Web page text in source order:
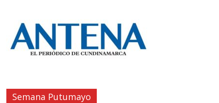
Semana Putumayo